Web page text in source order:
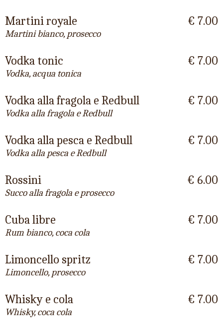
Martini royale
Martini bianco, prosecco
€ 7.00
Vodka tonic
Vodka, acqua tonica
€ 7.00
Vodka alla fragola e Redbull
Vodka alla fragola e Redbull
€ 7.00
Vodka alla pesca e Redbull
Vodka alla pesca e Redbull
€ 7.00
Rossini
Succo alla fragola e prosecco
€ 6.00
Cuba libre
Rum bianco, coca cola
€ 7.00
Limoncello spritz
Limoncello, prosecco
€ 7.00
Whisky e cola
Whisky, coca cola
€ 7.00